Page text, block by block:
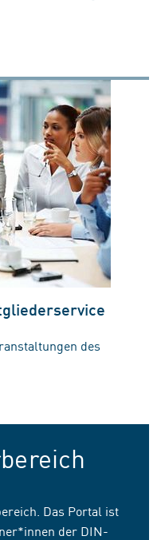
des
Das Portal ist
der DIN-